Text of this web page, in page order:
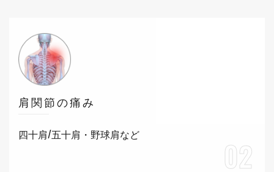
肩関節の痛み
四十肩/五十肩・野球肩など
02